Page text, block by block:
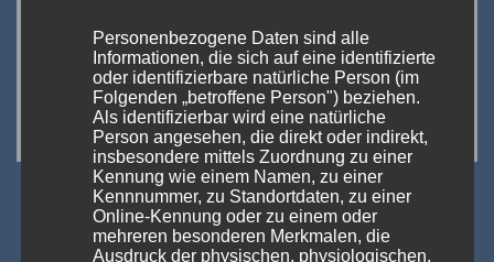
https://www.intertabac.de
Personenbezogene Daten sind alle
Informationen, die sich auf eine identifizierte
oder identifizierbare natürliche Person (im
Folgenden „betroffene Person") beziehen.
Als identifizierbar wird eine natürliche
Person angesehen, die direkt oder indirekt,
insbesondere mittels Zuordnung zu einer
Kennung wie einem Namen, zu einer
Kennnummer, zu Standortdaten, zu einer
Online-Kennung oder zu einem oder
mehreren besonderen Merkmalen, die
Ausdruck der physischen, physiologischen,